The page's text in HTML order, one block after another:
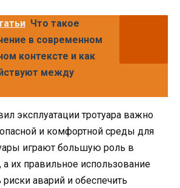
Что такое
в современном
контексте и как
между
эксплуатации тротуара важно
и комфортной среды для
играют большую роль в
а их правильное использование
риски аварий и обеспечить